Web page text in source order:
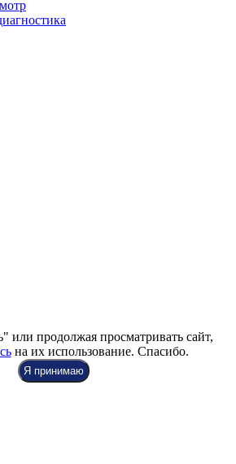
продолжая просматривать сайт,
на их использование. Спасибо.
Я принимаю